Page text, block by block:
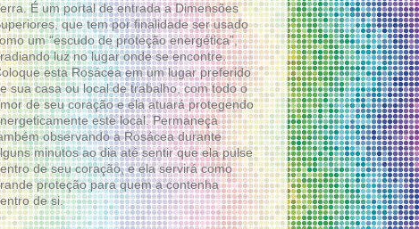
É um portal de entrada a Dimensões
que tem por finalidade ser usado
um “escudo de proteção energética”,
luz no lugar onde se encontre.
esta Rosácea em um lugar preferido
sua casa ou local de trabalho, com todo o
de seu coração e ela atuará protegendo
este local. Permaneça
observando a Rosácea durante
minutos ao dia até sentir que ela pulse
de seu coração, e ela servirá como
proteção para quem a contenha
de si.